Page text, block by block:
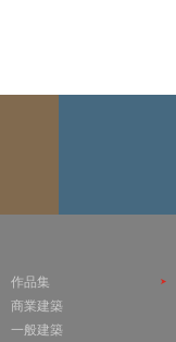
作品集
商業建築
一般建築